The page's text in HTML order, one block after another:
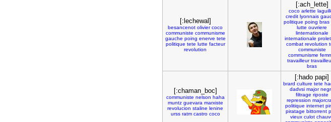
[:lechewal]
besancenot olivier coco
communiste communisme
gauche poing enerve tete
politique tete lutte facteur
revolution
[:ach_lette]
coco arlette
credit lyonnais
politique poing bras
lutte ouvriere
linternationale
internationale
combat revolution
communiste
communisme
travailleur
bras
[:chaman_boc]
communiste nelson haha
muntz guevara marxiste
revolucion staline lenine
urss ratm castro coco
[:hado papi]
brard culture tete
dadvsi major
filtrage riposte
repression
politique internet
piratage bittorrent
vieux culot